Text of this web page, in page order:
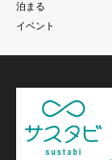
泊まる
イベント